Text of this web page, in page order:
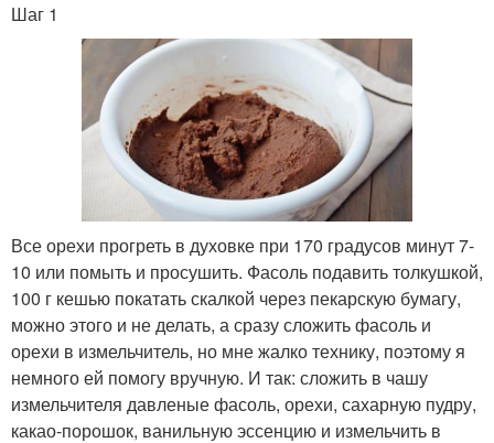
Шаг 1
Все орехи прогреть в духовке при 170 градусов минут 7-
10 или помыть и просушить. Фасоль подавить толкушкой,
100 г кешью покатать скалкой через пекарскую бумагу,
можно этого и не делать, а сразу сложить фасоль и
орехи в измельчитель, но мне жалко технику, поэтому я
немного ей помогу вручную. И так: сложить в чашу
измельчителя давленые фасоль, орехи, сахарную пудру,
какао-порошок, ванильную эссенцию и измельчить в